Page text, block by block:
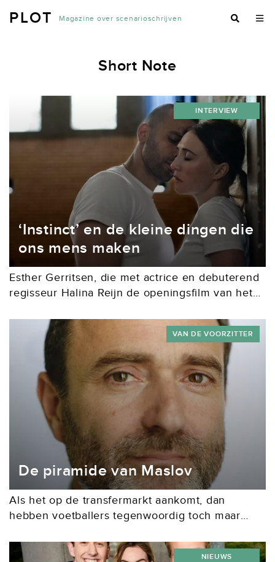
PLOT Magazine over scenarioschrijven
Short Note
‘Instinct’ en de kleine dingen die
ons mens maken
Esther Gerritsen, die met actrice en debuterend
regisseur Halina Reijn de openingsfilm van het
worden. Het leek haar meer iets wat je erbij
doet....
INTERVIEW
De piramide van Maslov
Als het op de transfermarkt aankomt, dan
hebben voetballers tegenwoordig toch maar
De Scenarist!
VAN DE VOORZITTER
NIEUWS